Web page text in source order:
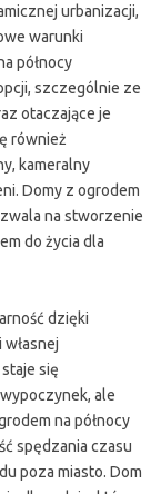
urbanizacji,
warunki
północy
szczególnie ze
otaczające je
również
kameralny
Domy z ogrodem
na stworzenie
do życia dla
dzięki
się
ale
na północy
spędzania czasu
poza miasto. Dom